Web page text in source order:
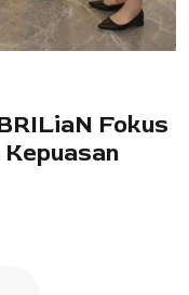
Fokus